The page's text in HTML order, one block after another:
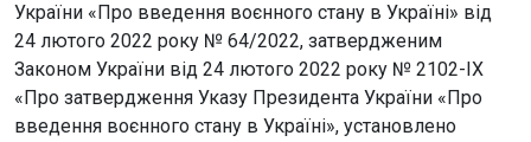
України «Про введення воєнного стану в Україні» від
24 лютого 2022 року № 64/2022, затвердженим
Законом України від 24 лютого 2022 року № 2102-IX
«Про затвердження Указу Президента України «Про
введення воєнного стану в Україні», установлено